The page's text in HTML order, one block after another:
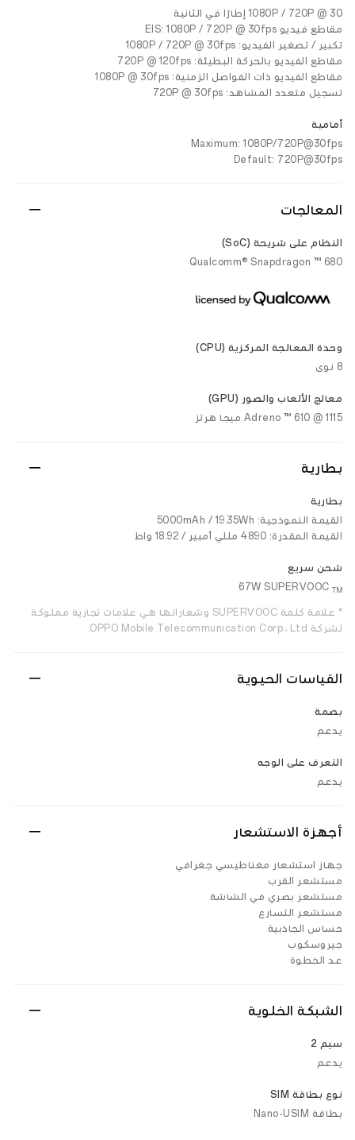
1080P / 720P @ 30 إطارًا في الثانية
مقاطع فيديو EIS: 1080P / 720P @ 30fps
تكبير / تصغير الفيديو: 1080P / 720P @ 30fps
مقاطع الفيديو بالحركة البطيئة: 720P @ 120fps
مقاطع الفيديو ذات الفواصل الزمنية: 1080P @ 30fps
تسجيل متعدد المشاهد: 720P @ 30fps
أمامية
Maximum: 1080P/720P@30fps
Default: 720P@30fps
المعالجات
النظام على شريحة (SoC)
Qualcomm® Snapdragon ™ 680
وحدة المعالجة المركزية (CPU)
8 نوى
معالج الألعاب والصور (GPU)
Adreno ™ 610 @ 1115 ميجا هرتز
بطارية
بطارية
القيمة النموذجية: 5000mAh / 19.35Wh
القيمة المقدرة: 4890 مللي أمبير / 18.92 واط
شحن سريع
67W SUPERVOOC TM
* علامة كلمة SUPERVOOC وشعاراتها هي علامات تجارية مملوكة
لشركة OPPO Mobile Telecommunication Corp.، Ltd.
القياسات الحيوية
بصمة
يدعم
التعرف على الوجه
يدعم
أجهزة الاستشعار
جهاز استشعار مغناطيسي جغرافي
مستشعر القرب
مستشعر بصري في الشاشة
مستشعر التسارع
حساس الجاذبية
جيروسكوب
عد الخطوة
الشبكة الخلوية
سيم 2
يدعم
نوع بطاقة SIM
بطاقة Nano-USIM